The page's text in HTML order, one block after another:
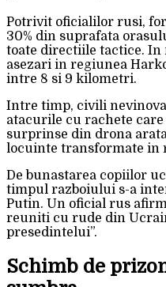
Potrivit oficialilor rusi,
30% din suprafata
toate directiile tactice. In
asezari in regiunea
intre 8 si 9 kilometri.
Intre timp, civili
atacurile cu rachete
surprinse din drona
locuinte transformate in
De bunastarea copiilor
timpul razboiului s-a
Putin. Un oficial rus
reuniti cu rude din
presedintelui”.
Schimb de